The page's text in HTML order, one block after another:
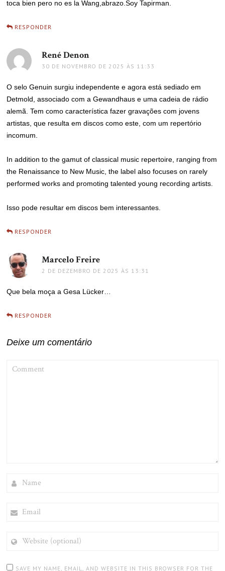
toca bien pero no es la Wang,abrazo.Soy Tapirman.
RESPONDER
René Denon
30 DE NOVEMBRO DE 2025 ÀS 11:33
O selo Genuin surgiu independente e agora está sediado em
Detmold, associado com a Gewandhaus e uma cadeia de rádio
alemã. Tem como característica fazer gravações com jovens
artistas, que resulta em discos como este, com um repertório
incomum.
In addition to the gamut of classical music repertoire, ranging from
the Renaissance to New Music, the label also focuses on rarely
performed works and promoting talented young recording artists.
Isso pode resultar em discos bem interessantes.
RESPONDER
Marcelo Freire
2 DE DEZEMBRO DE 2025 ÀS 13:31
Que bela moça a Gesa Lücker…
RESPONDER
Deixe um comentário
(OPTIONAL)
SAVE MY NAME, EMAIL, AND WEBSITE IN THIS BROWSER FOR THE